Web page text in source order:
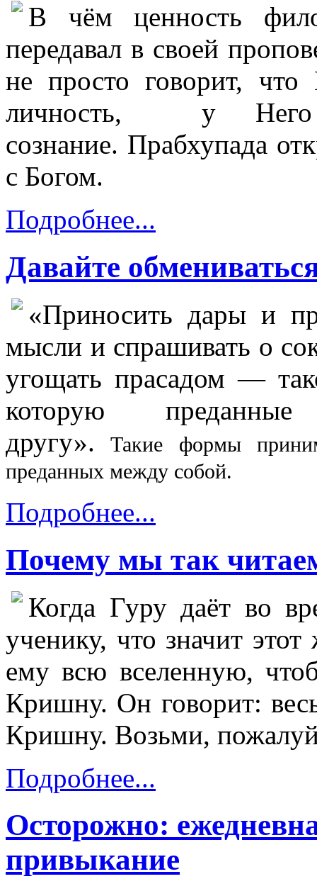
В чём ценность
передавал в своей
не просто говорит,
личность,
у Него
сознание. Прабхупада
с Богом.
Подробнее...
Давайте
«Приносить дары и
мысли и спрашивать о
угощать прасадом —
которую
другу». Такие формы
преданных между собой.
Подробнее...
Почему мы так
Когда Гуру даёт во
ученику, что значит
ему всю вселенную,
Кришну. Он говорит:
Кришну. Возьми,
Подробнее...
Осторожно:
привыкание